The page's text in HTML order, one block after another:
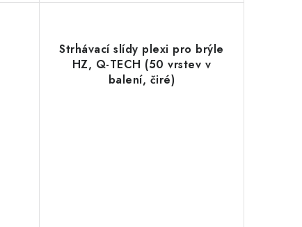
Strhávací slídy plexi pro brýle
HZ, Q-TECH (50 vrstev v
balení, čiré)